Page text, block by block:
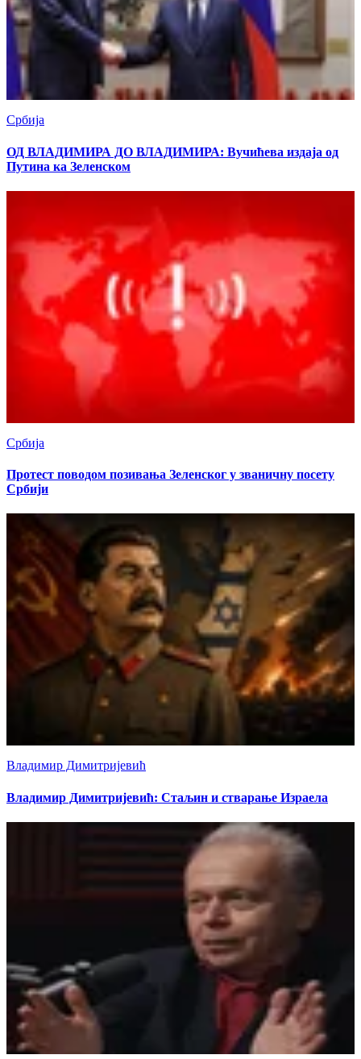
Србија
ОД ВЛАДИМИРА ДО ВЛАДИМИРА: Вучићева издаја од
Путина ка Зеленском
Србија
Протест поводом позивања Зеленског у званичну посету
Србији
Владимир Димитријевић
Владимир Димитријевић: Стаљин и стварање Израела